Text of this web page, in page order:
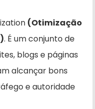
(Otimização
. É um conjunto de
blogs e páginas
alcançar bons
e autoridade